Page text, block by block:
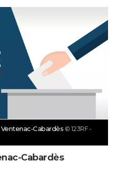
Cabardès © 123RF -
Cabardès